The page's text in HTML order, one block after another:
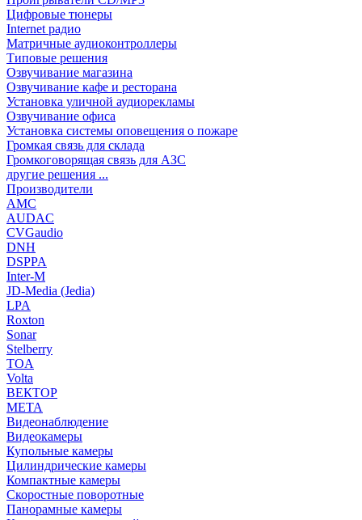
Цифровые тюнеры
Internet радио
Матричные аудиоконтроллеры
Типовые решения
Озвучивание магазина
Озвучивание кафе и ресторана
Установка уличной аудиорекламы
Озвучивание офиса
Установка системы оповещения о пожаре
Громкая связь для склада
Громкоговорящая связь для АЗС
другие решения ...
Производители
AMC
AUDAC
CVGaudio
DNH
DSPPA
Inter-M
JD-Media (Jedia)
LPA
Roxton
Sonar
Stelberry
TOA
Volta
ВЕКТОР
МЕТА
Видеонаблюдение
Видеокамеры
Купольные камеры
Цилиндрические камеры
Компактные камеры
Скоростные поворотные
Панорамные камеры